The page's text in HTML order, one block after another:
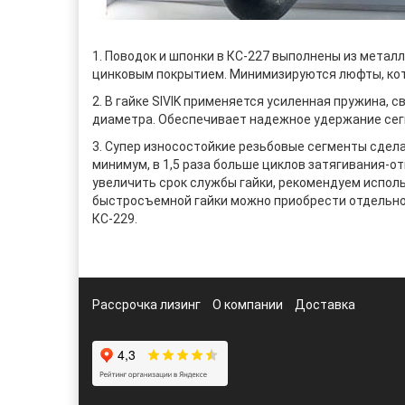
1. Поводок и шпонки в КС-227 выполнены из
цинковым покрытием. Минимизируются люфты,
2. В гайке SIVIK применяется усиленная пружина,
диаметра. Обеспечивает надежное удержание
3. Супер износостойкие резьбовые сегменты
минимум, в 1,5 раза больше циклов затягивания-
увеличить срок службы гайки, рекомендуем
быстросъемной гайки можно приобрести
КС-229.
Рассрочка лизинг О компании Доставка